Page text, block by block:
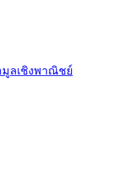
มูลเชิงพาณิชย์